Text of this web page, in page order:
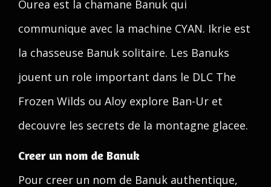
Ourea est la chamane Banuk qui
communique avec la machine CYAN. Ikrie est
la chasseuse Banuk solitaire. Les Banuks
jouent un role important dans le DLC The
Frozen Wilds ou Aloy explore Ban-Ur et
decouvre les secrets de la montagne glacee.
Creer un nom de Banuk
Pour creer un nom de Banuk authentique,